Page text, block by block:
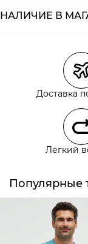
Курьерская
Самовывоз из
Самовывоз из
Курьерская
Самовывоз из
НАЛИЧИЕ В
Доставка
Легкий
Популярные